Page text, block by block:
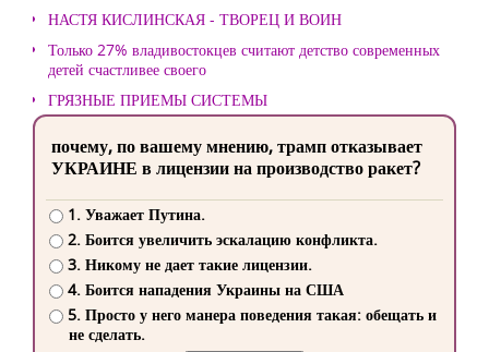
НАСТЯ КИСЛИНСКАЯ - ТВОРЕЦ И ВОИН
Только 27% владивостокцев считают детство современных
детей счастливее своего
ГРЯЗНЫЕ ПРИЕМЫ СИСТЕМЫ
почему, по вашему мнению, трамп отказывает
УКРАИНЕ в лицензии на производство ракет?
1. Уважает Путина.
2. Боится увеличить эскалацию конфликта.
3. Никому не дает такие лицензии.
4. Боится нападения Украины на США
5. Просто у него манера поведения такая: обещать и
не сделать.